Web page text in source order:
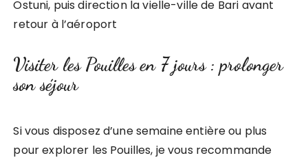
Ostuni, puis direction la vielle-ville de Bari avant
retour à l’aéroport
Visiter les Pouilles en 7 jours : prolonger
son séjour
Si vous disposez d’une semaine entière ou plus
pour explorer les Pouilles, je vous recommande